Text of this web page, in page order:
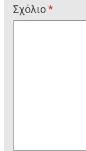
Σχόλιο*